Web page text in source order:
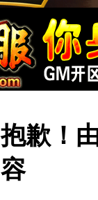
抱歉！
容